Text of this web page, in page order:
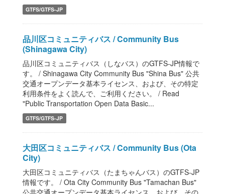
GTFS/GTFS-JP
品川区コミュニティバス / Community Bus
(Shinagawa City)
品川区コミュニティバス（しなバス）のGTFS-JP情報で
す。 / Shinagawa City Community Bus "Shina Bus" 公共
交通オープンデータ基本ライセンス、および、その特定
利用条件をよく読んで、ご利用ください。 / Read
"Public Transportation Open Data Basic...
GTFS/GTFS-JP
大田区コミュニティバス / Community Bus (Ota
City)
大田区コミュニティバス（たまちゃんバス）のGTFS-JP
情報です。 / Ota City Community Bus "Tamachan Bus"
公共交通オープンデータ基本ライセンス、および、その